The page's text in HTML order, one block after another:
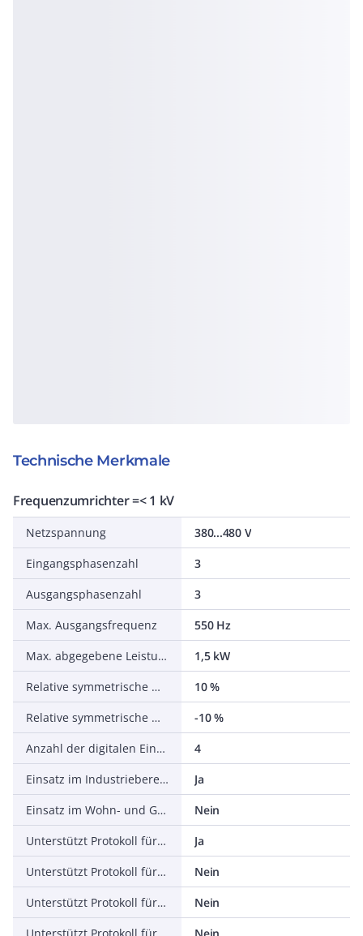
Technische Merkmale
Frequenzumrichter =< 1 kV
Netzspannung
380...480 V
Eingangsphasenzahl
3
Ausgangsphasenzahl
3
Max. Ausgangsfrequenz
550 Hz
Max. abgegebene Leistung bei linearer Belastung bei Bemessungsausgangsspannung
1,5 kW
Relative symmetrische Netzfrequenztoleranz
10 %
Relative symmetrische Netzspannungstoleranz
-10 %
Anzahl der digitalen Eingänge
4
Einsatz im Industriebereich zulässig
Ja
Einsatz im Wohn- und Gewerbebereich zulässig
Nein
Unterstützt Protokoll für TCP/IP
Ja
Unterstützt Protokoll für PROFIBUS
Nein
Unterstützt Protokoll für CAN
Nein